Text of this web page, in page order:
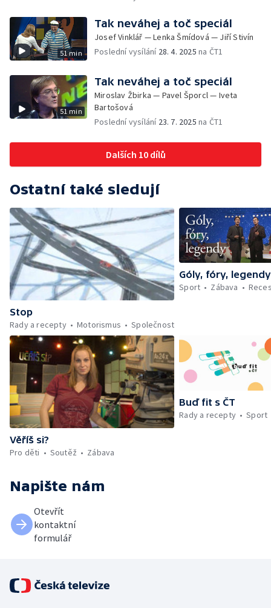
51 min
Tak neváhej a toč speciál
Josef Vinklář — Lenka Šmídová — Jiří Stivín
Poslední vysílání 28. 4. 2025 na ČT1
51 min
Tak neváhej a toč speciál
Miroslav Žbirka — Pavel Šporcl — Iveta
Bartošová
Poslední vysílání 23. 7. 2025 na ČT1
Dalších 10 dílů
Ostatní také sledují
Stop
Rady a recepty
Motorismus Společnost
Góly, fóry, legendy
Sport
Zábava
Věříš si?
Pro děti
Soutěž Zábava
Buď fit s ČT
Rady a recepty
Sport
Napište nám
Otevřít
kontaktní
formulář